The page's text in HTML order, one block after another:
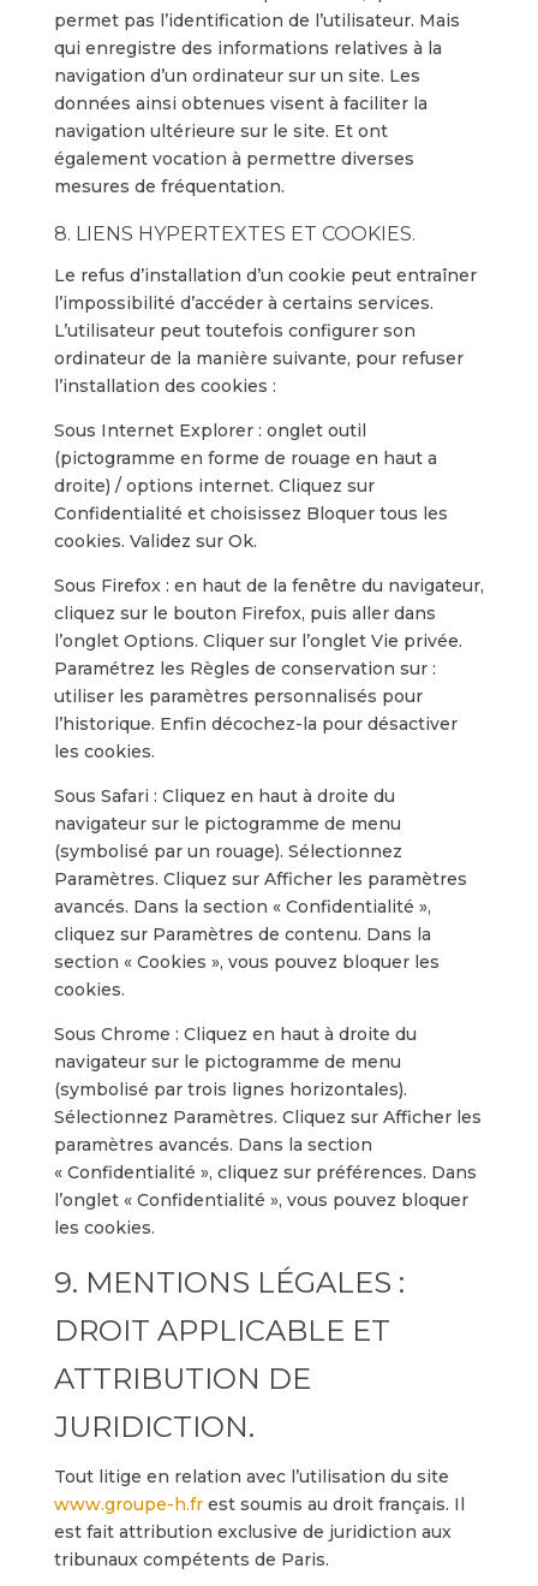
permet pas l’identification de l’utilisateur. Mais
qui enregistre des informations relatives à la
navigation d’un ordinateur sur un site. Les
données ainsi obtenues visent à faciliter la
navigation ultérieure sur le site. Et ont
également vocation à permettre diverses
mesures de fréquentation.
8. LIENS HYPERTEXTES ET COOKIES.
Le refus d’installation d’un cookie peut entraîner
l’impossibilité d’accéder à certains services.
L’utilisateur peut toutefois configurer son
ordinateur de la manière suivante, pour refuser
l’installation des cookies :
Sous Internet Explorer : onglet outil
(pictogramme en forme de rouage en haut a
droite) / options internet. Cliquez sur
Confidentialité et choisissez Bloquer tous les
cookies. Validez sur Ok.
Sous Firefox : en haut de la fenêtre du navigateur,
cliquez sur le bouton Firefox, puis aller dans
l’onglet Options. Cliquer sur l’onglet Vie privée.
Paramétrez les Règles de conservation sur :
utiliser les paramètres personnalisés pour
l’historique. Enfin décochez-la pour désactiver
les cookies.
Sous Safari : Cliquez en haut à droite du
navigateur sur le pictogramme de menu
(symbolisé par un rouage). Sélectionnez
Paramètres. Cliquez sur Afficher les paramètres
avancés. Dans la section « Confidentialité »,
cliquez sur Paramètres de contenu. Dans la
section « Cookies », vous pouvez bloquer les
cookies.
Sous Chrome : Cliquez en haut à droite du
navigateur sur le pictogramme de menu
(symbolisé par trois lignes horizontales).
Sélectionnez Paramètres. Cliquez sur Afficher les
paramètres avancés. Dans la section
« Confidentialité », cliquez sur préférences. Dans
l’onglet « Confidentialité », vous pouvez bloquer
les cookies.
9. MENTIONS LÉGALES :
DROIT APPLICABLE ET
ATTRIBUTION DE
JURIDICTION.
Tout litige en relation avec l’utilisation du site
www.groupe-h.frest soumis au droit français. Il
est fait attribution exclusive de juridiction aux
tribunaux compétents de Paris.